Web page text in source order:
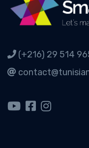
(+216) 29 514